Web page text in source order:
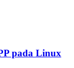
pada Linux